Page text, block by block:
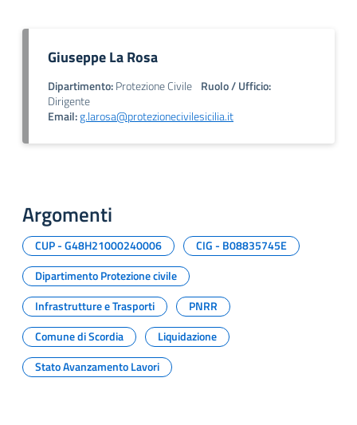
Giuseppe La Rosa
Dipartimento:Protezione Civile Ruolo / Ufficio:
Dirigente
Email:g.larosa@protezionecivilesicilia.it
Argomenti
CUP - G48H21000240006
CIG - B08835745E
Dipartimento Protezione civile
Infrastrutture e Trasporti
PNRR
Comune di Scordia
Liquidazione
Stato Avanzamento Lavori